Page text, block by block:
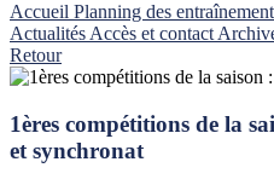
Accueil Planning des
Actualités Accès et contact
Retour
1ères compétitions de la
et synchronat